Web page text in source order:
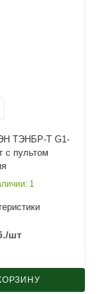
ТЭНБР-Т G1-
с пультом
: 1
/шт